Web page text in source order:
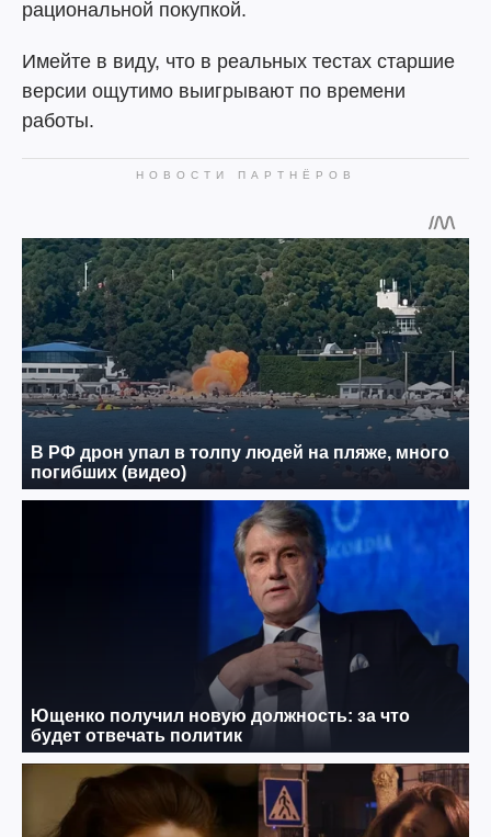
рациональной покупкой.
Имейте в виду, что в реальных тестах старшие
версии ощутимо выигрывают по времени
работы.